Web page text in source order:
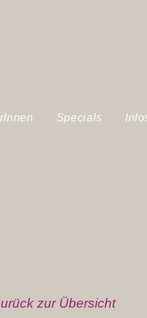
Specials
zur Übersicht